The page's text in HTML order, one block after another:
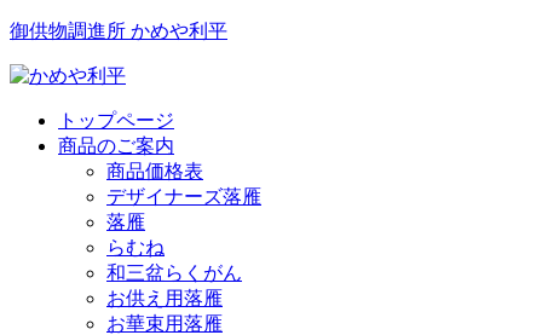
御供物調進所 かめや利平
トップページ
商品のご案内
商品価格表
デザイナーズ落雁
落雁
らむね
和三盆らくがん
お供え用落雁
お華束用落雁